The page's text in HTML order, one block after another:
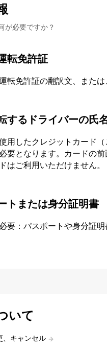
が必要ですか？
転免許証
転免許証の翻訳文、また
するドライバーの氏
用したクレジットカード
要となります。カードの
はご利用いただけません。
トまたは身分証明書
要：パスポートや身分証
いて
、キャンセル